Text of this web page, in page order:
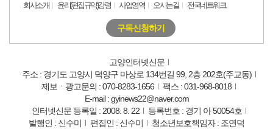
회사소개 윤리(편집규약)강령 사업영역 오시는길 전국네트워크
구독신청하기
고양인터넷신문
주소 : 경기도 고양시 덕양구 마상로 134번길 99, 2층 202호(주교동)
제보ㆍ광고문의 : 070-8283-1656
팩스 : 031-968-8018
E-mail : gyinews22@naver.com
인터넷신문 등록일 : 2008. 8. 22
등록번호 : 경기 아 50054호
발행인 : 신수미
편집인 : 신수미 청소년보호책임자 : 조연덕